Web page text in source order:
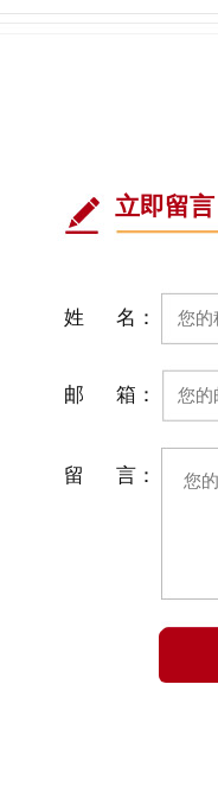
立即留言
姓 名：
邮 箱：
留 言：